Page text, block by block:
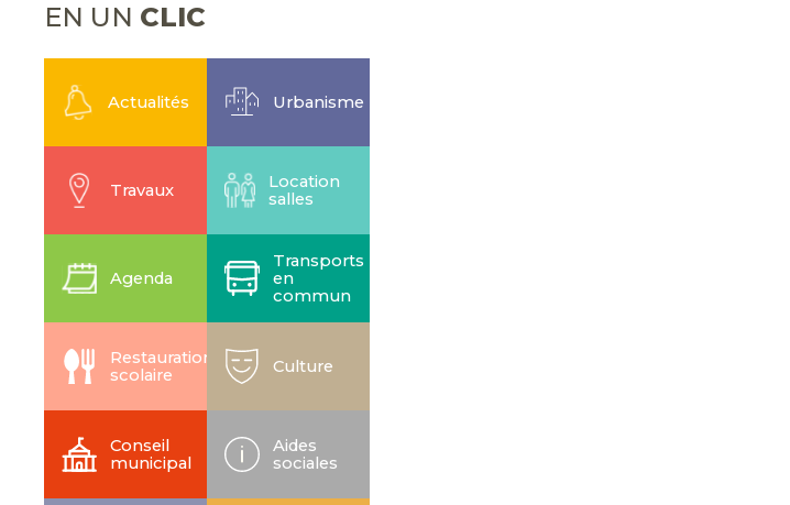
EN UN CLIC
Actualités Urbanisme
Travaux
Location
salles
Agenda
Transports
en
commun
Restauration
scolaire
Culture
Conseil
municipal
Aides
sociales